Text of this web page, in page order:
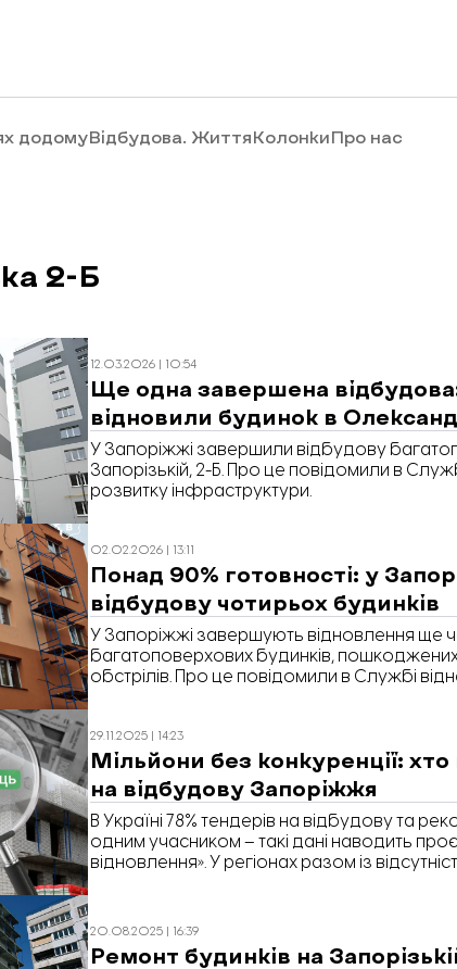
додомуВідбудова. ЖиттяКолонкиПро нас
2-Б
12.03.2026 | 10:54
Ще одна завершена
відновили будинок в
У Запоріжжі завершили відбудову
Запорізькій, 2-Б. Про це повідомили в
розвитку інфраструктури.
02.02.2026 | 13:11
Понад 90% готовності: у
відбудову чотирьох будинків
У Запоріжжі завершують відновлення ще
багатоповерхових будинків, пошкоджених
обстрілів. Про це повідомили в Службі
29.11.2025 | 14:23
Мільйони без конкуренції:
на відбудову Запоріжжя
В Україні 78% тендерів на відбудову та
одним учасником – такі дані наводить
відновлення». У регіонах разом із
Запоріжжі та з’ясувала, як саме вони
роботами.
20.08.2025 | 16:39
Ремонт будинків на